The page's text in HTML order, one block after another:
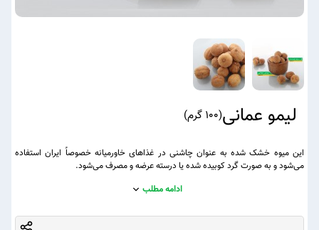
لیمو عمانی(100 گرم )
این میوه خشک‌ شده به ‌عنوان چاشنی در غذاهای خاورمیانه‌ خصوصاً ایران استفاده
می‌شود و به ‌صورت گرد کوبیده ‌شده یا درسته عرضه و مصرف می‌شود.
ادامه مطلب